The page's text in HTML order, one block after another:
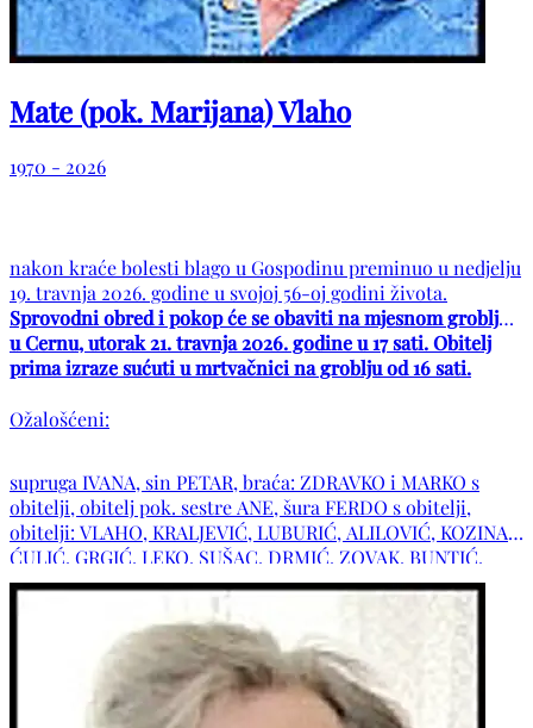
Mate (pok. Marijana) Vlaho
1970 - 2026
nakon kraće bolesti blago u Gospodinu preminuo u nedjelju
19. travnja 2026. godine u svojoj 56-oj godini života.
Sprovodni obred i pokop će se obaviti na mjesnom groblju
u Cernu, utorak 21. travnja 2026. godine u 17 sati. Obitelj
prima izraze sućuti u mrtvačnici na groblju od 16 sati.
Ožalošćeni:
supruga IVANA, sin PETAR, braća: ZDRAVKO i MARKO s
obitelji, obitelj pok. sestre ANE, šura FERDO s obitelji,
obitelji: VLAHO, KRALJEVIĆ, LUBURIĆ, ALILOVIĆ, KOZINA,
ĆULIĆ, GRGIĆ, LEKO, SUŠAC, DRMIĆ, ZOVAK, BUNTIĆ,
RAJŠIĆ, KUDERSKI, KNEZOVIĆ, PINJUH, PETROVIĆ i
PRUSINA te ostala rodbina i prijatelji. POČIVAO U MIRU